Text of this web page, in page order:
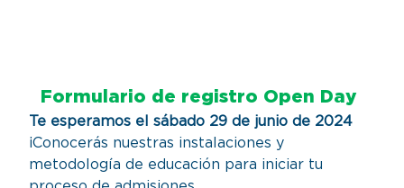
Te esperamos el sábado 29 de junio de 2024
¡Conocerás nuestras instalaciones y
metodología de educación para iniciar tu